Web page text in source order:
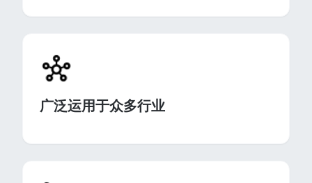
广泛运用于众多行业